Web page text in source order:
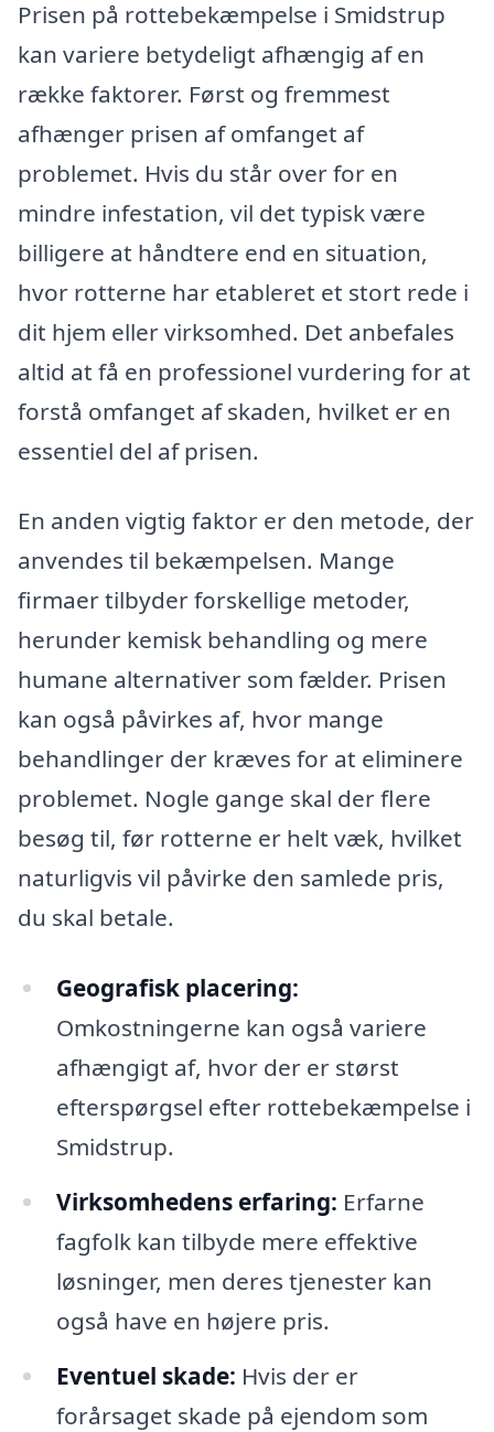
Prisen på rottebekæmpelse i Smidstrup
kan variere betydeligt afhængig af en
række faktorer. Først og fremmest
afhænger prisen af omfanget af
problemet. Hvis du står over for en
mindre infestation, vil det typisk være
billigere at håndtere end en situation,
hvor rotterne har etableret et stort rede i
dit hjem eller virksomhed. Det anbefales
altid at få en professionel vurdering for at
forstå omfanget af skaden, hvilket er en
essentiel del af prisen.
En anden vigtig faktor er den metode, der
anvendes til bekæmpelsen. Mange
firmaer tilbyder forskellige metoder,
herunder kemisk behandling og mere
humane alternativer som fælder. Prisen
kan også påvirkes af, hvor mange
behandlinger der kræves for at eliminere
problemet. Nogle gange skal der flere
besøg til, før rotterne er helt væk, hvilket
naturligvis vil påvirke den samlede pris,
du skal betale.
Geografisk placering:
Omkostningerne kan også variere
afhængigt af, hvor der er størst
efterspørgsel efter rottebekæmpelse i
Smidstrup.
Virksomhedens erfaring: Erfarne
fagfolk kan tilbyde mere effektive
løsninger, men deres tjenester kan
også have en højere pris.
Eventuel skade: Hvis der er
forårsaget skade på ejendom som